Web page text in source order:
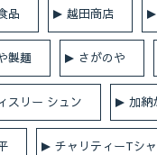
品 越田商店
製麺 さがのや
スリー シュン 加納
チャリティーTシ